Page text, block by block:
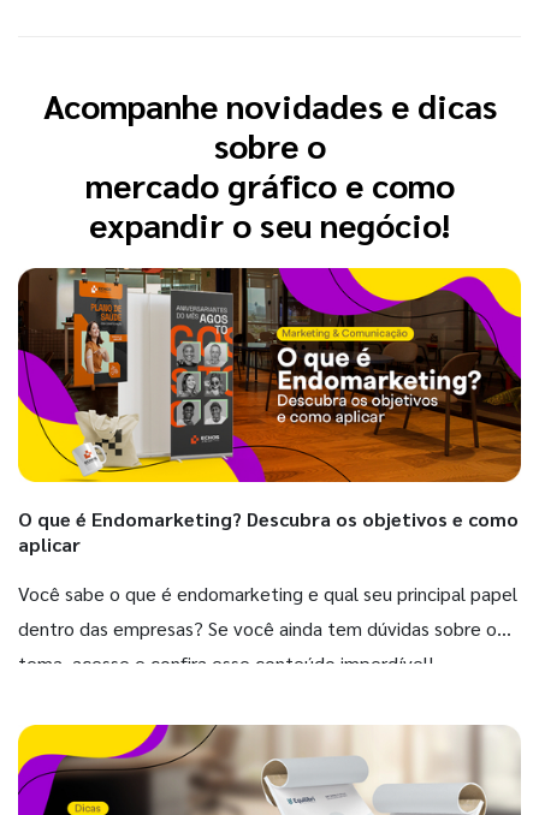
Acompanhe novidades e dicas
sobre o
mercado gráfico e como
expandir o seu negócio!
O que é Endomarketing? Descubra os objetivos e como
aplicar
Você sabe o que é endomarketing e qual seu principal papel
dentro das empresas? Se você ainda tem dúvidas sobre o
tema, acesse e confira esse conteúdo imperdível!